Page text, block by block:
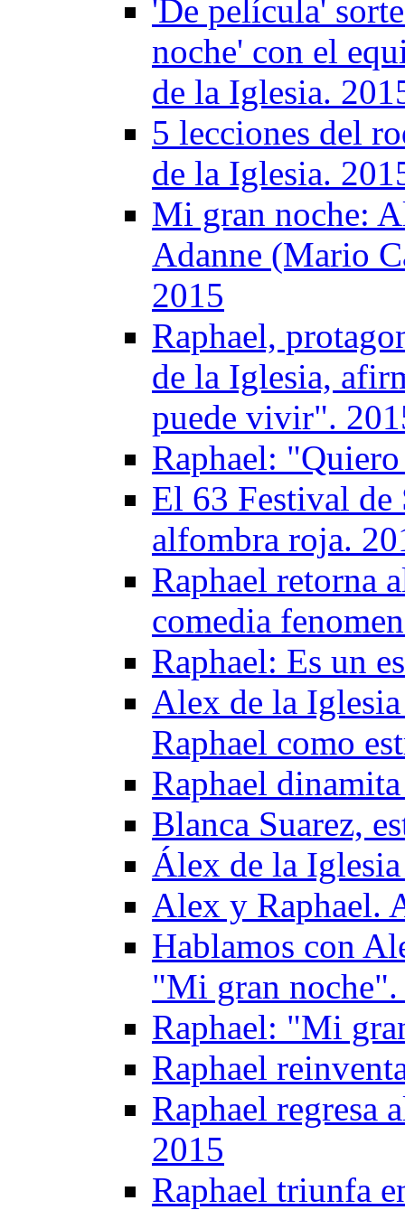
'De película'
noche' con el
de la Iglesia.
5 lecciones del
de la Iglesia.
Mi gran noche:
Adanne (Mario
2015
Raphael,
de la Iglesia,
puede vivir".
Raphael:
El 63 Festival de
alfombra roja.
Raphael retorna
comedia
Raphael: Es un
Alex de la Iglesia
Raphael como
Raphael
Blanca Suarez,
Álex de la
Alex y Raphael.
Hablamos con
"Mi gran
Raphael: "Mi
Raphael
Raphael regresa
2015
Raphael triunfa